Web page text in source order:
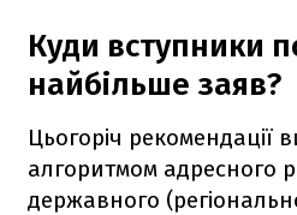
Куди вступники
найбільше заяв?
Цьогоріч рекомендації
алгоритмом адресного
державного